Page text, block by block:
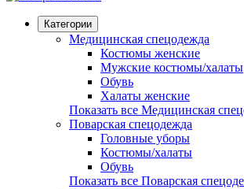
Категории
Медицинская спецодежда
Костюмы женские
Мужские костюмы/халаты
Обувь
Халаты женские
Показать все Медицинская
Поварская спецодежда
Головные уборы
Костюмы/халаты
Обувь
Показать все Поварская